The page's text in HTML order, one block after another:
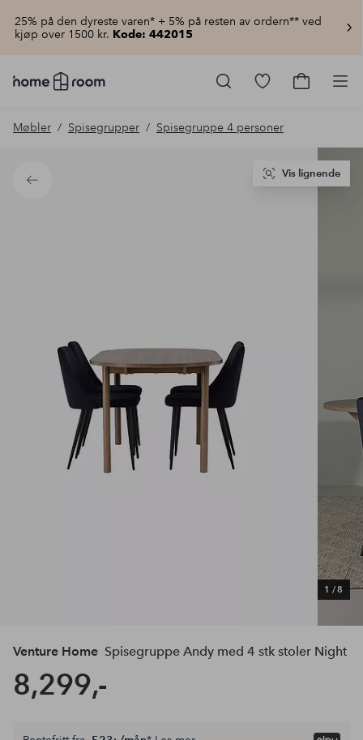
25% på den dyreste varen* + 5% på resten av ordern** ved
kjøp over 1500 kr. Kode: 442015
Homeroom
–
hjemmet
pris
Gå
produkter
Gå
Møbler Spisegrupper Spisegruppe 4 personer
Tilbake
1 /8
Vis lignende
Venture Home Spisegruppe Andy med 4 stk stoler Night
8,299,-